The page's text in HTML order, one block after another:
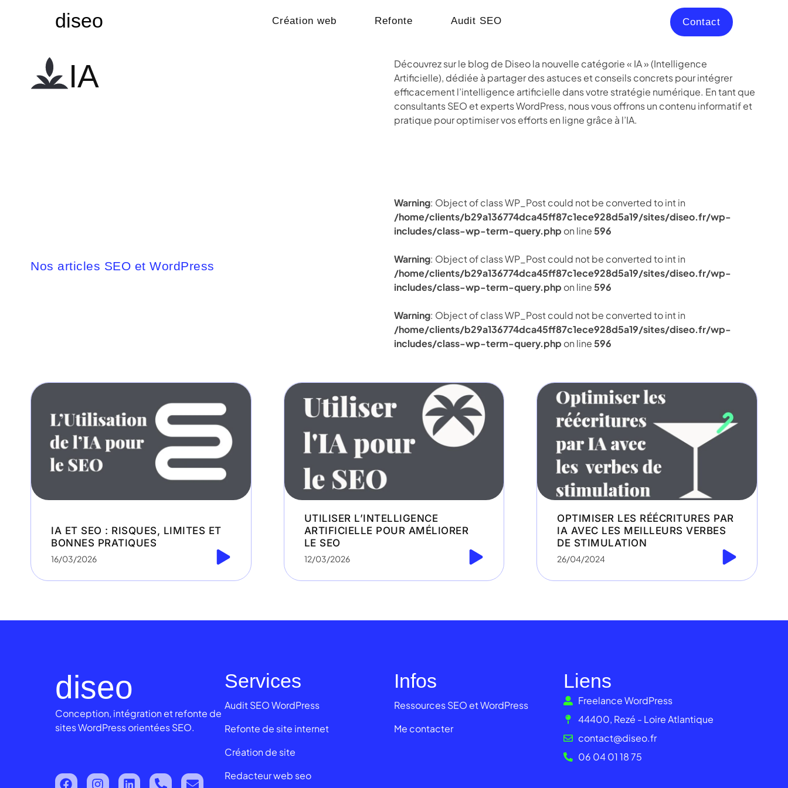
diseo Création web Refonte Audit SEO Contact
IA
Découvrez sur le blog de Diseo la nouvelle catégorie « IA » (Intelligence
Artificielle), dédiée à partager des astuces et conseils concrets pour intégrer
efficacement l’intelligence artificielle dans votre stratégie numérique. En tant que
consultants SEO et experts WordPress, nous vous offrons un contenu informatif et
pratique pour optimiser vos efforts en ligne grâce à l’IA.
Nos articles SEO et WordPress
Warning: Object of class WP_Post could not be converted to int in
/home/clients/b29a136774dca45ff87c1ece928d5a19/sites/diseo.fr/wp-
includes/class-wp-term-query.php on line596
Warning: Object of class WP_Post could not be converted to int in
/home/clients/b29a136774dca45ff87c1ece928d5a19/sites/diseo.fr/wp-
includes/class-wp-term-query.php on line596
Warning: Object of class WP_Post could not be converted to int in
/home/clients/b29a136774dca45ff87c1ece928d5a19/sites/diseo.fr/wp-
includes/class-wp-term-query.php on line596
IA ET SEO : RISQUES, LIMITES ET
BONNES PRATIQUES
16/03/2026
UTILISER L’INTELLIGENCE
ARTIFICIELLE POUR AMÉLIORER
LE SEO
12/03/2026
OPTIMISER LES RÉÉCRITURES PAR
IA AVEC LES MEILLEURS VERBES
DE STIMULATION
26/04/2024
diseo
Conception, intégration et refonte de
sites WordPress orientées SEO.
Services
Audit SEO WordPress
Refonte de site internet
Création de site
Redacteur web seo
Infos
Ressources SEO et WordPress
Me contacter
Liens
Freelance WordPress
44400, Rezé - Loire Atlantique
contact@diseo.fr
06 04 01 18 75